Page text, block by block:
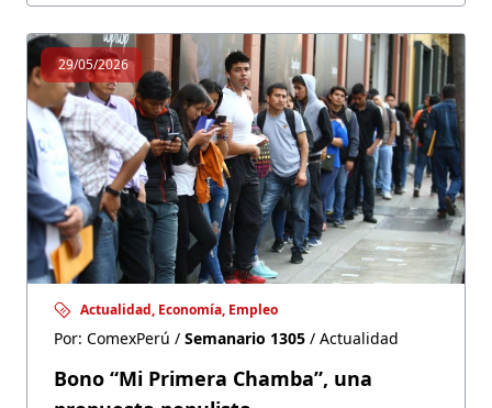
29/05/2026
Actualidad, Economía, Empleo
Por: ComexPerú / Semanario 1305 / Actualidad
Bono “Mi Primera Chamba”, una